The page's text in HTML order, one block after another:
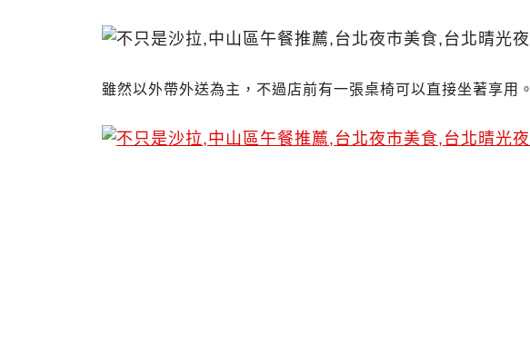
雖然以外帶外送為主，不過店前有一張桌椅可以直接坐著享用。